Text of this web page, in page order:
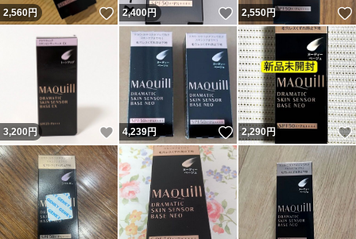
2,560円 いいね！
2,400円 いいね！
2,550円
3,200 円 いいね！
4,239円 いいね！
2,290円